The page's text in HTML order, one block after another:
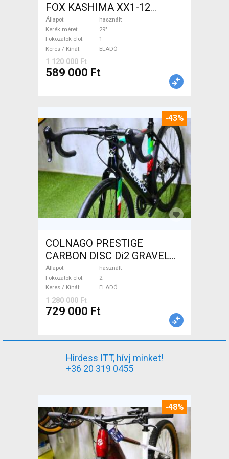
FOX KASHIMA XX1-12
Mountain Bike 29" össztelós
/ fully használt ELADÓ
Állapot
használt
Kerék méret
29"
Fokozatok elöl
1
Keres / Kínál
ELADÓ
1 120 000 Ft
589 000 Ft
-43%
COLNAGO PRESTIGE
CARBON DISC Di2 GRAVEL
Gravel / CX tárcsafék használt
ELADÓ
Állapot
használt
Fokozatok elöl
2
Keres / Kínál
ELADÓ
1 280 000 Ft
729 000 Ft
Hirdess ITT, hívj minket!
+36 20 319 0455
-48%